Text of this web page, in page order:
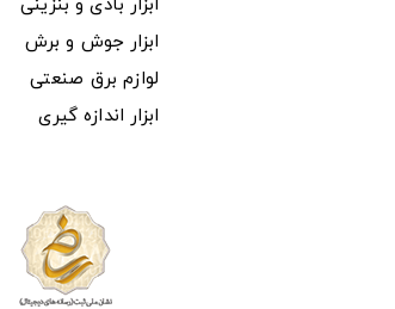
ابزار جوش و برش
لوازم برق صنعتی
ابزار اندازه گیری